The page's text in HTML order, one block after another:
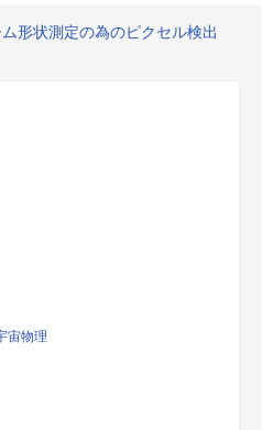
形状測定の為のピクセル検出
宙物理